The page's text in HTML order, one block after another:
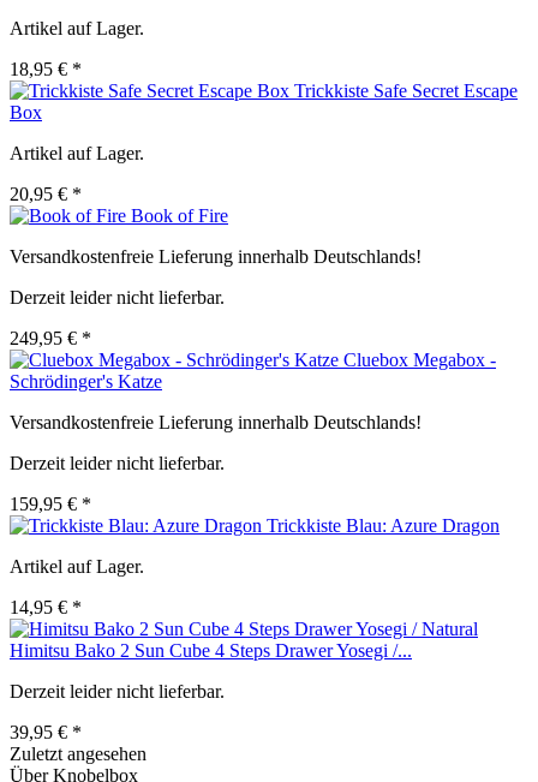
Artikel auf Lager.
18,95 € *
Trickkiste Safe Secret Escape
Box
Artikel auf Lager.
20,95 € *
Book of Fire
Versandkostenfreie Lieferung innerhalb Deutschlands!
Derzeit leider nicht lieferbar.
249,95 € *
Cluebox Megabox -
Schrödinger's Katze
Versandkostenfreie Lieferung innerhalb Deutschlands!
Derzeit leider nicht lieferbar.
159,95 € *
Trickkiste Blau: Azure Dragon
Artikel auf Lager.
14,95 € *
Himitsu Bako 2 Sun Cube 4 Steps Drawer Yosegi /...
Derzeit leider nicht lieferbar.
39,95 € *
Zuletzt angesehen
Über Knobelbox